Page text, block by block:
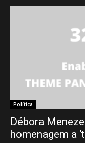
Política
Débora
homenagem a